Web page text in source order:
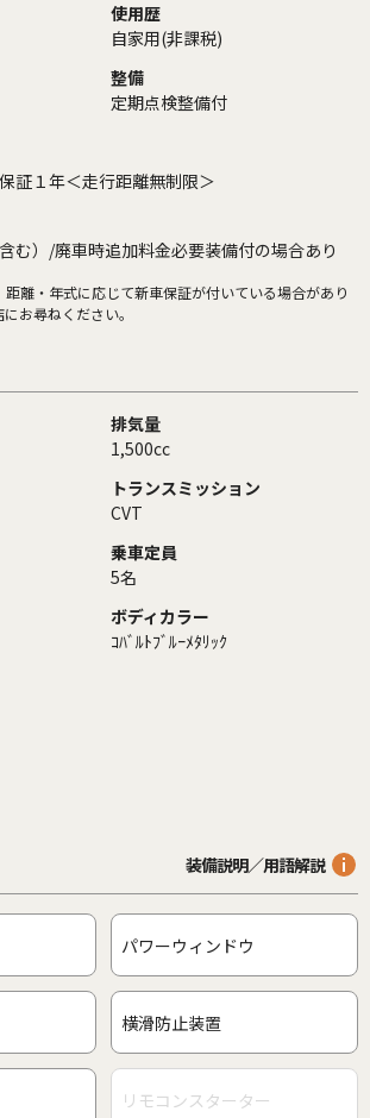
使用歴
自家用(非課税)
整備
定期点検整備付
証１年＜走行距離無制限＞
む）/廃車時追加料金必要装備付の場合あり
離・年式に応じて新車保証が付いている場合があり
お尋ねください。
排気量
1,500cc
トランスミッション
CVT
乗車定員
5名
ボディカラー
ｺﾊﾞﾙﾄﾌﾞﾙｰﾒﾀﾘｯｸ
装備説明／用語解説
パワーウィンドウ
横滑防止装置
リモコンスターター